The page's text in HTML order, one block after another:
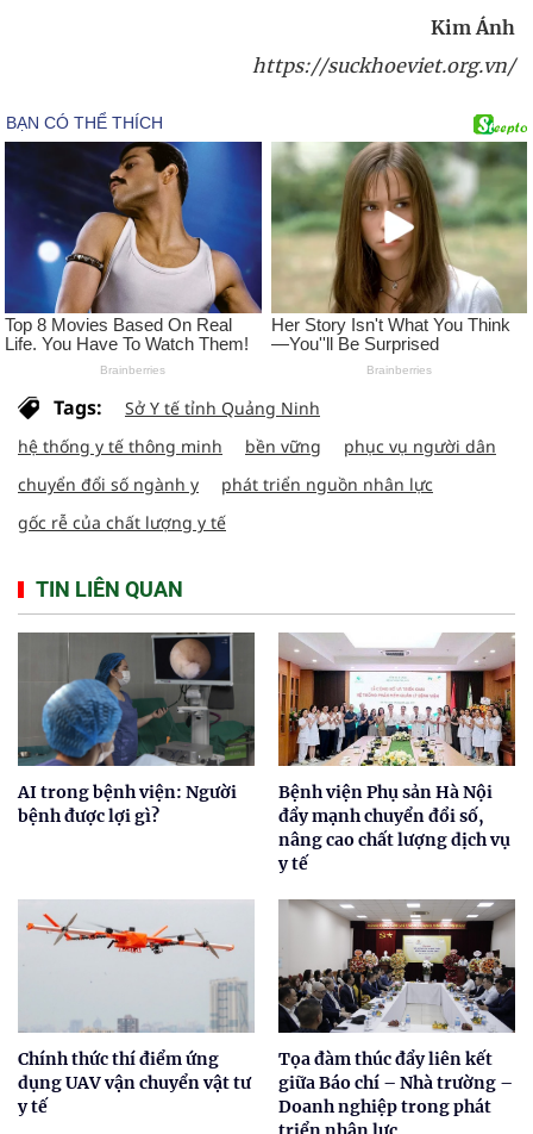
Kim Ánh
https://suckhoeviet.org.vn/
Tags:
Sở Y tế tỉnh Quảng Ninh
hệ thống y tế thông minh
bền vững
phục vụ người dân
chuyển đổi số ngành y
phát triển nguồn nhân lực
gốc rễ của chất lượng y tế
TIN LIÊN QUAN
AI trong bệnh viện: Người
bệnh được lợi gì?
Bệnh viện Phụ sản Hà Nội
đẩy mạnh chuyển đổi số,
nâng cao chất lượng dịch vụ
y tế
Chính thức thí điểm ứng
dụng UAV vận chuyển vật tư
y tế
Tọa đàm thúc đẩy liên kết
giữa Báo chí – Nhà trường –
Doanh nghiệp trong phát